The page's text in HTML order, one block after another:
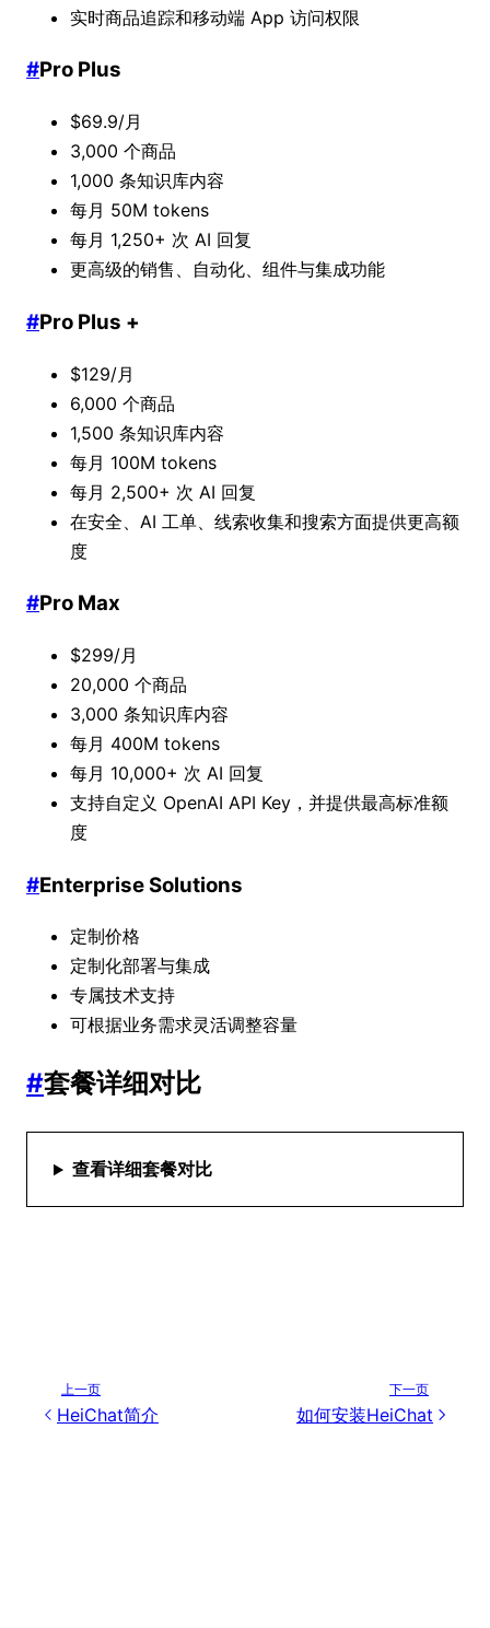
实时商品追踪和移动端 App 访问权限
#Pro Plus
$69.9/月
3,000 个商品
1,000 条知识库内容
每月 50M tokens
每月 1,250+ 次 AI 回复
更高级的销售、自动化、组件与集成功能
#Pro Plus +
$129/月
6,000 个商品
1,500 条知识库内容
每月 100M tokens
每月 2,500+ 次 AI 回复
在安全、AI 工单、线索收集和搜索方面提供更高额
度
#Pro Max
$299/月
20,000 个商品
3,000 条知识库内容
每月 400M tokens
每月 10,000+ 次 AI 回复
支持自定义 OpenAI API Key，并提供最高标准额
度
#Enterprise Solutions
定制价格
定制化部署与集成
专属技术支持
可根据业务需求灵活调整容量
#套餐详细对比
查看详细套餐对比
上一页
HeiChat简介
下一页
如何安装HeiChat